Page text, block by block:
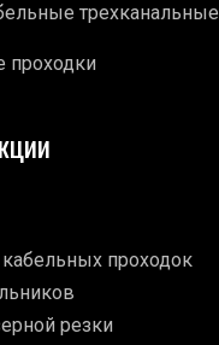
трехканальные
проходки
проходок
резки